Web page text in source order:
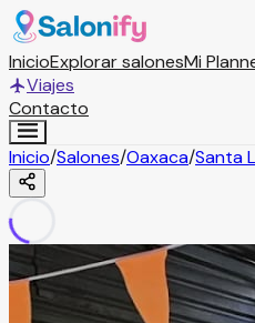
InicioExplorar salonesMi
Viajes
Contacto
Inicio/Salones/Oaxaca/Santa